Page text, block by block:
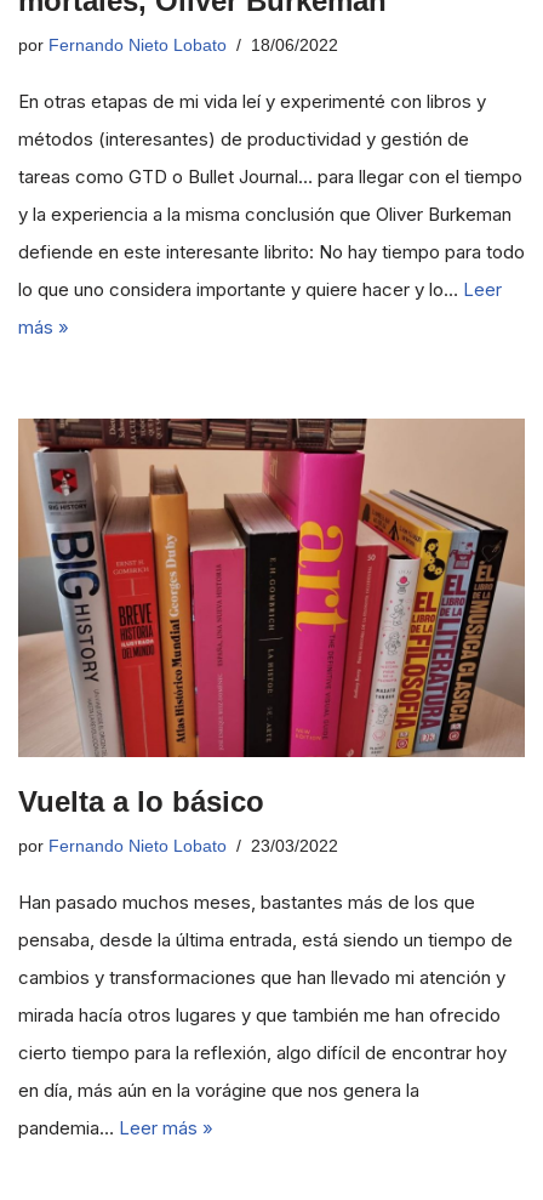
por Fernando Nieto Lobato 18/06/2022
En otras etapas de mi vida leí y experimenté con libros y
métodos (interesantes) de productividad y gestión de
tareas como GTD o Bullet Journal… para llegar con el tiempo
y la experiencia a la misma conclusión que Oliver Burkeman
defiende en este interesante librito: No hay tiempo para todo
lo que uno considera importante y quiere hacer y lo… Leer
más »
Vuelta a lo básico
por Fernando Nieto Lobato 23/03/2022
Han pasado muchos meses, bastantes más de los que
pensaba, desde la última entrada, está siendo un tiempo de
cambios y transformaciones que han llevado mi atención y
mirada hacía otros lugares y que también me han ofrecido
cierto tiempo para la reflexión, algo difícil de encontrar hoy
en día, más aún en la vorágine que nos genera la
pandemia… Leer más »